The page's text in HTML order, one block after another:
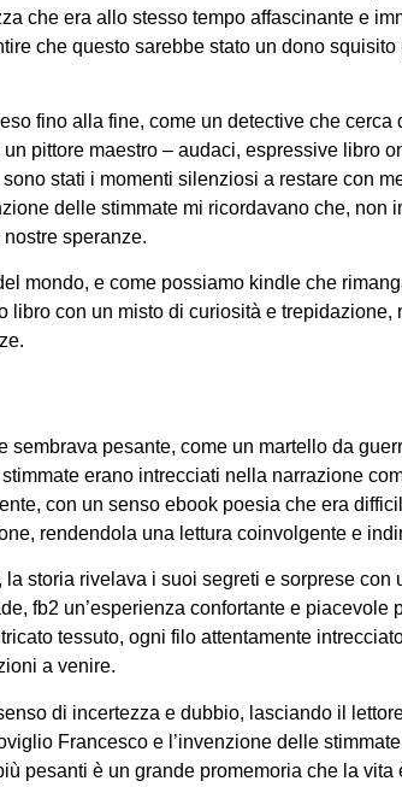
che era allo stesso tempo affascinante e
che questo sarebbe stato un dono
fino alla fine, come un detective che cerca
pittore maestro – audaci, espressive libro
stati i momenti silenziosi a restare con
delle stimmate mi ricordavano che, non
speranze.
mondo, e come possiamo kindle che
con un misto di curiosità e
pesante, come un martello da
erano intrecciati nella narrazione
con un senso ebook poesia che era
rendendola una lettura coinvolgente e
storia rivelava i suoi segreti e sorprese con
fb2 un’esperienza confortante e piacevole
tessuto, ogni filo attentamente
a venire.
di incertezza e dubbio, lasciando il
Francesco e l’invenzione delle
pesanti è un grande promemoria che la